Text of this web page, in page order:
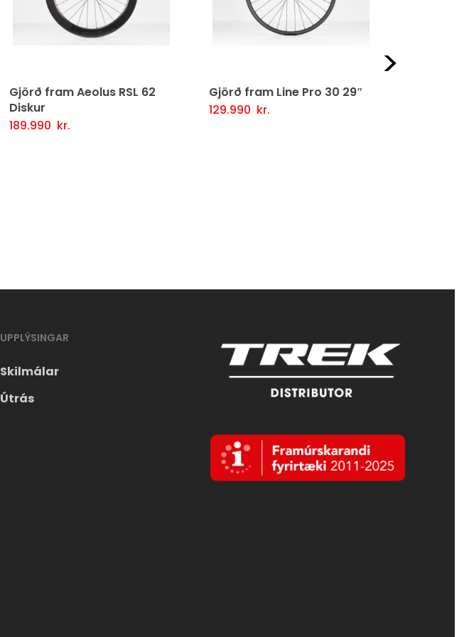
Gjörð fram Aeolus RSL 62
Diskur
189.990 kr.
Setja Í Körfu
Gjörð fram Line Pro 30 29″
129.990 kr.
Setja Í Körfu
UPPLÝSINGAR
Skilmálar
Útrás